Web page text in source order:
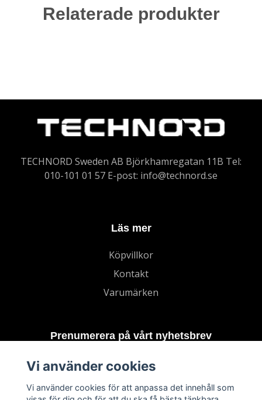
Relaterade produkter
TECHNORD Sweden AB Björkhamregatan 11B Tel:
010-101 01 57 E-post: info@technord.se
Läs mer
Köpvillkor
Kontakt
Varumärken
Prenumerera på vårt nyhetsbrev
Vi använder cookies
Vi använder cookies för att anpassa det innehåll som